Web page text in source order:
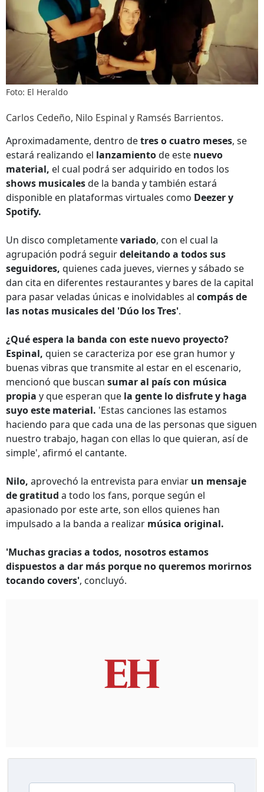
Foto: El Heraldo
Carlos Cedeño, Nilo Espinal y Ramsés Barrientos.
Aproximadamente, dentro detres o cuatro meses, se
estará realizando el lanzamientode este nuevo
material, el cual podrá ser adquirido en todos los
shows musicalesde la banda y también estará
disponible en plataformas virtuales como Deezer y
Spotify.
Un disco completamentevariado, con el cual la
agrupación podrá seguirdeleitando a todos sus
seguidores, quienes cada jueves, viernes y sábado se
dan cita en diferentes restaurantes y bares de la capital
para pasar veladas únicas e inolvidables al compás de
las notas musicales del 'Dúo los Tres'.
¿Qué espera la banda con este nuevo proyecto?
Espinal, quien se caracteriza por ese gran humor y
buenas vibras que transmite al estar en el escenario,
mencionó que buscan sumar al país con música
propia y que esperan que la gente lo disfrute y haga
suyo este material. 'Estas canciones las estamos
haciendo para que cada una de las personas que siguen
nuestro trabajo, hagan con ellas lo que quieran, así de
simple', afirmó el cantante.
Nilo, aprovechó la entrevista para enviar un mensaje
de gratitud a todo los fans, porque según el
apasionado por este arte, son ellos quienes han
impulsado a la banda a realizar música original.
'Muchas gracias a todos, nosotros estamos
dispuestos a dar más porque no queremos morirnos
tocando covers', concluyó.